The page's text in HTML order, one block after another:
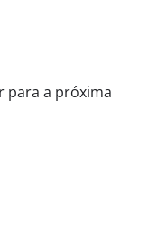
para a próxima